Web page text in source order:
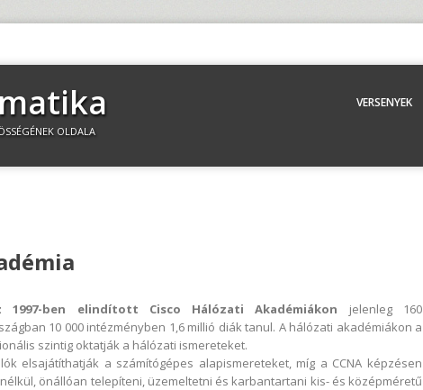
OLDALA
VERSENYEK
1997-ben elindított Cisco Hálózati Akadémiákon jelenleg 160
10 000 intézményben 1,6 millió diák tanul. A hálózati akadémiákon a
szintig oktatják a hálózati ismereteket.
elsajátíthatják a számítógépes alapismereteket, míg a CCNA képzésen
önállóan telepíteni, üzemeltetni és karbantartani kis- és középméretű